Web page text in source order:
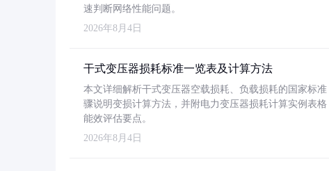
速判断网络性能问题。
2026年8月4日
干式变压器损耗标准一览表及计算方法
本文详细解析干式变压器空载损耗、负载损耗的国家标
骤说明变损计算方法，并附电力变压器损耗计算实例表
能效评估要点。
2026年8月4日